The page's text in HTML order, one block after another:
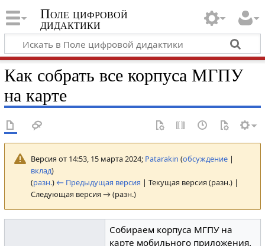
Поле цифровой
дидактики
Как собрать все корпуса МГПУ
на карте
Версия от 14:53, 15 марта 2024; Patarakin (обсуждение|
вклад)
(разн.) ← Предыдущая версия | Текущая версия (разн.) |
Следующая версия → (разн.)
Собираем корпуса МГПУ на
карте мобильного приложения.